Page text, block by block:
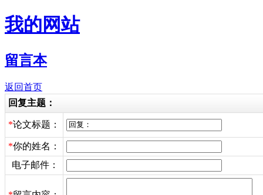
我的网站
留言本
返回首页
回复主题：
*论文标题：
*你的姓名：
电子邮件：